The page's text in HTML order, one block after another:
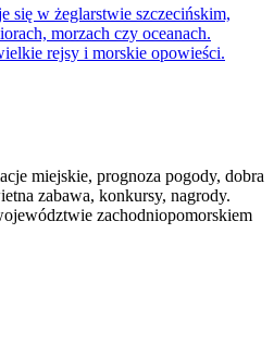
się w żeglarstwie szczecińskim,
morzach czy oceanach.
rejsy i morskie opowieści.
miejskie, prognoza pogody, dobra
zabawa, konkursy, nagrody.
zachodniopomorskiem